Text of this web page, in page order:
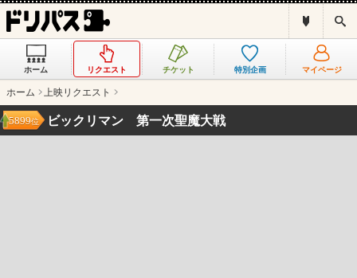
ス
ホーム リクエスト チケット 特別企画 マイページ
ホーム 上映リクエスト
ビックリマン 第一次聖魔大戦
5899位